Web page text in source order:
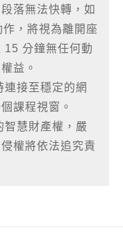
落無法快轉，如
，將視為離開座
15 分鐘無任何動
益。
接至穩定的網
課程視窗。
智慧財產權，嚴
權將依法追究責